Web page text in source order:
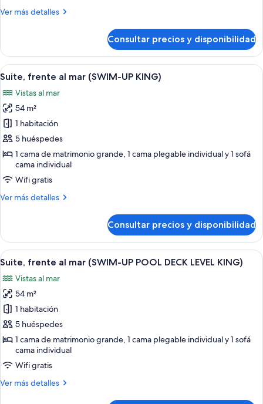
(SWIM-
SUITE)
Ver más detalles
Más
frente
al
mar
UP
QUEEN
SUITE)
Consultar precios y disponibilidad
Abrir
todas
las
fotos
de
Suite,
frente
mar
(SWIM-
Habitación de hotel con cama, sofá,
9
Suite, frente al mar (SWIM-UP KING)
Vistas al mar
54 m²
1 habitación
5 huéspedes
1 cama de matrimonio grande, 1 cama plegable individual y 1 sofá
cama individual
Wifi gratis
Ver más detalles
Más
frente
al
mar
UP
KING)
Consultar precios y disponibilidad
Abrir
todas
las
fotos
de
Suite,
frente
mar
(SWIM-
Habitación de hotel con dos camas,
10
Suite, frente al mar (SWIM-UP POOL DECK LEVEL KING)
Vistas al mar
54 m²
1 habitación
5 huéspedes
1 cama de matrimonio grande, 1 cama plegable individual y 1 sofá
cama individual
Wifi gratis
Ver más detalles
Más